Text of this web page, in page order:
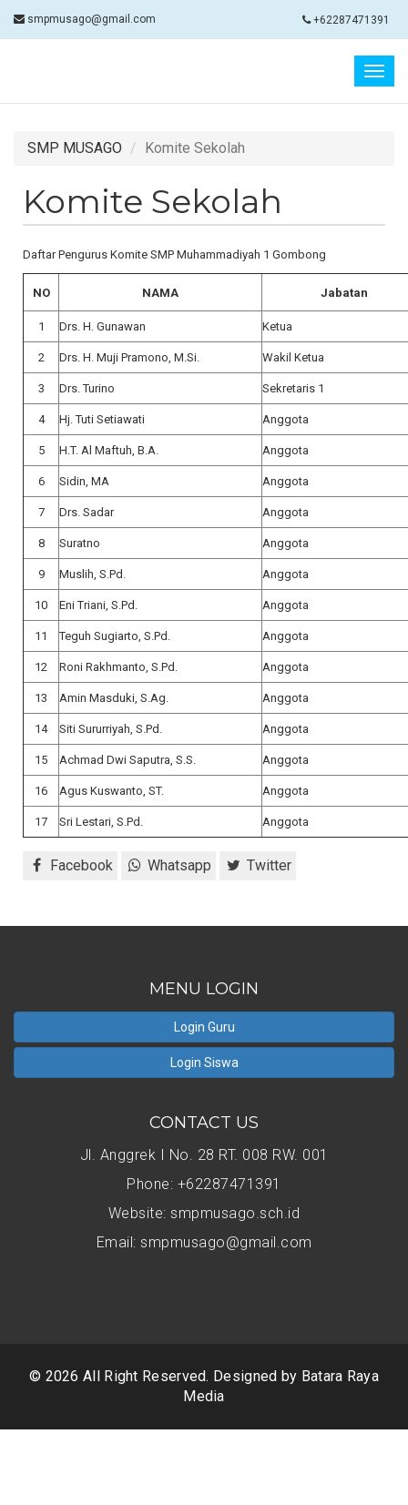
smpmusago@gmail.com +62287471391
SMP MUSAGO Komite Sekolah
Komite Sekolah
Daftar Pengurus Komite SMP Muhammadiyah 1 Gombong
NO NAMA Jabatan
1 Drs. H. Gunawan Ketua
2 Drs. H. Muji Pramono, M.Si. Wakil Ketua
3 Drs. Turino Sekretaris 1
4 Hj. Tuti Setiawati Anggota
5 H.T. Al Maftuh, B.A. Anggota
6 Sidin, MA Anggota
7 Drs. Sadar Anggota
8 Suratno Anggota
9 Muslih, S.Pd. Anggota
10 Eni Triani, S.Pd. Anggota
11 Teguh Sugiarto, S.Pd. Anggota
12 Roni Rakhmanto, S.Pd. Anggota
13 Amin Masduki, S.Ag. Anggota
14 Siti Sururriyah, S.Pd. Anggota
15 Achmad Dwi Saputra, S.S. Anggota
16 Agus Kuswanto, ST. Anggota
17 Sri Lestari, S.Pd. Anggota
Facebook Whatsapp Twitter
MENU LOGIN
Login Guru
Login Siswa
CONTACT US
Jl. Anggrek I No. 28 RT. 008 RW. 001
Phone: +62287471391
Website: smpmusago.sch.id
Email: smpmusago@gmail.com
© 2026 All Right Reserved. Designed by Batara Raya
Media